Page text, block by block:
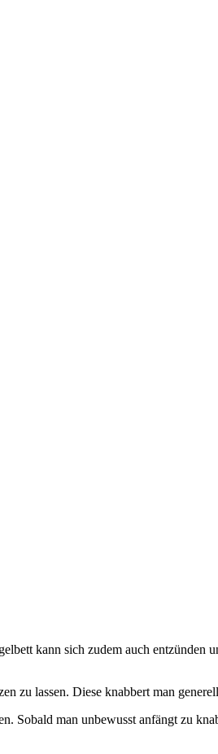
kann sich zudem auch entzünden
zu lassen. Diese knabbert man
Sobald man unbewusst anfängt zu